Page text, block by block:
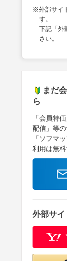
※外部サイ
す。
下記「外
さい。
まだ
ら
「会員特
配信」等
「ソフマ
利用は無料
外部サ